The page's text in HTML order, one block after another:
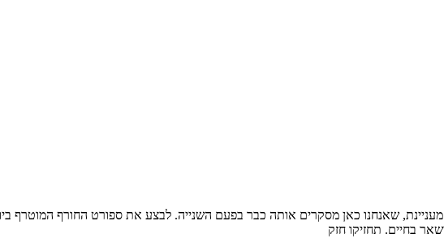
שאנחנו כאן מסקרים אותה כבר בפעם השנייה. לבצע את ספורט החורף המוטרף
בחיים. תחזיקו חזק